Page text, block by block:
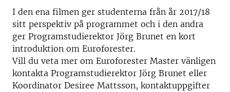
I den ena filmen ger studenterna från år 2017/18
sitt perspektiv på programmet och i den andra
ger Programstudierektor Jörg Brunet en kort
introduktion om Euroforester.
Vill du veta mer om Euroforester Master vänligen
kontakta Programstudierektor Jörg Brunet eller
Koordinator Desiree Mattsson, kontaktuppgifter